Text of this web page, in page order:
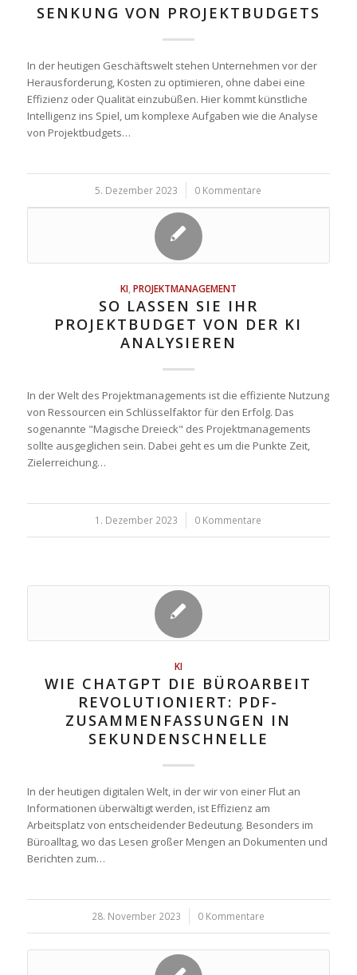
SENKUNG VON PROJEKTBUDGETS
In der heutigen Geschäftswelt stehen Unternehmen vor der
Herausforderung, Kosten zu optimieren, ohne dabei eine
Effizienz oder Qualität einzubüßen. Hier kommt künstliche
Intelligenz ins Spiel, um komplexe Aufgaben wie die Analyse
von Projektbudgets…
5. Dezember 2023
/ 0 Kommentare
KI PROJEKTMANAGEMENT
SO LASSEN SIE IHR
PROJEKTBUDGET VON DER KI
ANALYSIEREN
In der Welt des Projektmanagements ist die effiziente Nutzung
von Ressourcen ein Schlüsselfaktor für den Erfolg. Das
sogenannte "Magische Dreieck" des Projektmanagements
sollte ausgeglichen sein. Dabei geht es um die Punkte Zeit,
Zielerreichung…
1. Dezember 2023
/ 0 Kommentare
KI
WIE CHATGPT DIE BÜROARBEIT
REVOLUTIONIERT: PDF-
ZUSAMMENFASSUNGEN IN
SEKUNDENSCHNELLE
In der heutigen digitalen Welt, in der wir von einer Flut an
Informationen überwältigt werden, ist Effizienz am
Arbeitsplatz von entscheidender Bedeutung. Besonders im
Büroalltag, wo das Lesen großer Mengen an Dokumenten und
Berichten zum…
28. November 2023
/ 0 Kommentare